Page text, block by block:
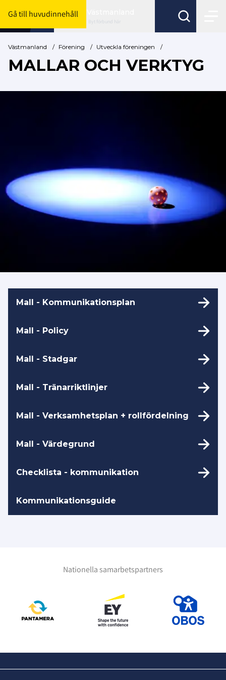
Gå till huvudinnehåll
Byt förbund här
Västmanland / Förening / Utveckla föreningen /
MALLAR OCH VERKTYG
Mall - Kommunikationsplan
Mall - Policy
Mall - Stadgar
Mall - Tränarriktlinjer
Mall - Verksamhetsplan + rollfördelning
Mall - Värdegrund
Checklista - kommunikation
Kommunikationsguide
Nationella samarbetspartners